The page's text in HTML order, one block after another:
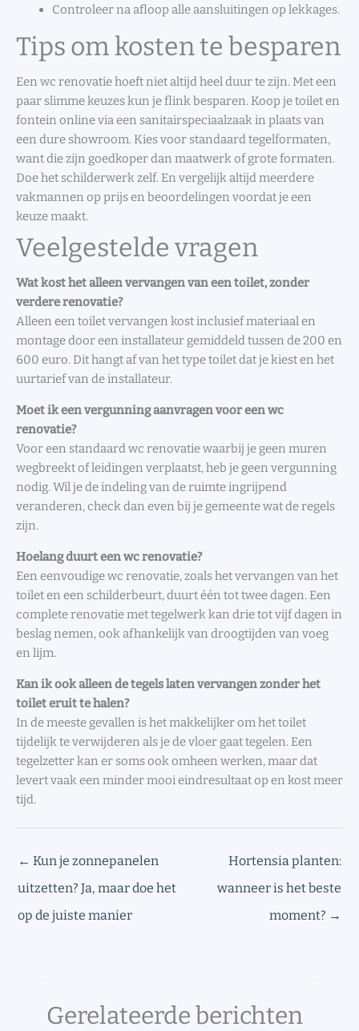
Controleer na afloop alle aansluitingen op lekkages.
Tips om kosten te besparen
Een wc renovatie hoeft niet altijd heel duur te zijn. Met een
paar slimme keuzes kun je flink besparen. Koop je toilet en
fontein online via een sanitairspeciaalzaak in plaats van
een dure showroom. Kies voor standaard tegelformaten,
want die zijn goedkoper dan maatwerk of grote formaten.
Doe het schilderwerk zelf. En vergelijk altijd meerdere
vakmannen op prijs en beoordelingen voordat je een
keuze maakt.
Veelgestelde vragen
Wat kost het alleen vervangen van een toilet, zonder
verdere renovatie?
Alleen een toilet vervangen kost inclusief materiaal en
montage door een installateur gemiddeld tussen de 200 en
600 euro. Dit hangt af van het type toilet dat je kiest en het
uurtarief van de installateur.
Moet ik een vergunning aanvragen voor een wc
renovatie?
Voor een standaard wc renovatie waarbij je geen muren
wegbreekt of leidingen verplaatst, heb je geen vergunning
nodig. Wil je de indeling van de ruimte ingrijpend
veranderen, check dan even bij je gemeente wat de regels
zijn.
Hoelang duurt een wc renovatie?
Een eenvoudige wc renovatie, zoals het vervangen van het
toilet en een schilderbeurt, duurt één tot twee dagen. Een
complete renovatie met tegelwerk kan drie tot vijf dagen in
beslag nemen, ook afhankelijk van droogtijden van voeg
en lijm.
Kan ik ook alleen de tegels laten vervangen zonder het
toilet eruit te halen?
In de meeste gevallen is het makkelijker om het toilet
tijdelijk te verwijderen als je de vloer gaat tegelen. Een
tegelzetter kan er soms ook omheen werken, maar dat
levert vaak een minder mooi eindresultaat op en kost meer
tijd.
← Kun je zonnepanelen
uitzetten? Ja, maar doe het
op de juiste manier
Hortensia planten:
wanneer is het beste
moment? →
Gerelateerde berichten